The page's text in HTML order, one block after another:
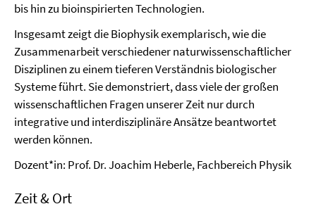
bis hin zu bioinspirierten Technologien.
Insgesamt zeigt die Biophysik exemplarisch, wie die
Zusammenarbeit verschiedener naturwissenschaftlicher
Disziplinen zu einem tieferen Verständnis biologischer
Systeme führt. Sie demonstriert, dass viele der großen
wissenschaftlichen Fragen unserer Zeit nur durch
integrative und interdisziplinäre Ansätze beantwortet
werden können.
Dozent*in: Prof. Dr. Joachim Heberle, Fachbereich Physik
Zeit & Ort